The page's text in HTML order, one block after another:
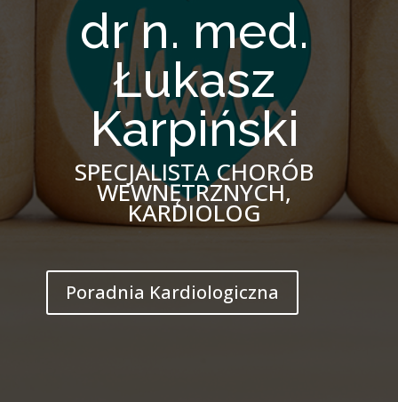
dr n. med.
Łukasz
Karpiński
SPECJALISTA CHORÓB
WEWNĘTRZNYCH,
KARDIOLOG
Poradnia Kardiologiczna